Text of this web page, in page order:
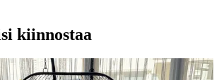
kiinnostaa